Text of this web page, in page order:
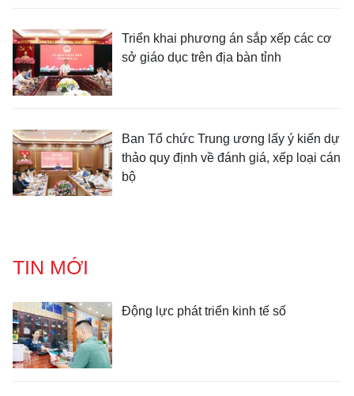
Triển khai phương án sắp xếp các cơ
sở giáo dục trên địa bàn tỉnh
Ban Tổ chức Trung ương lấy ý kiến dự
thảo quy định về đánh giá, xếp loại cán
bộ
TIN MỚI
Động lực phát triển kinh tế số